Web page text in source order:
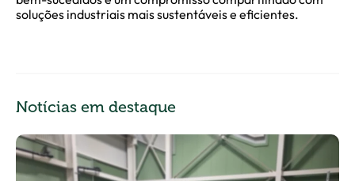
soluções industriais mais sustentáveis e eficientes.
Notícias em destaque